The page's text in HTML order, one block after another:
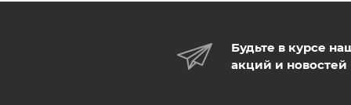
Будьте в курсе
акций и новостей